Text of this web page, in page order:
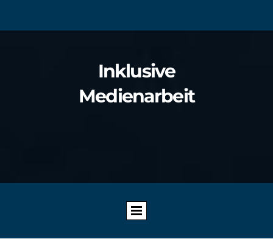
Inklusive
Medienarbeit